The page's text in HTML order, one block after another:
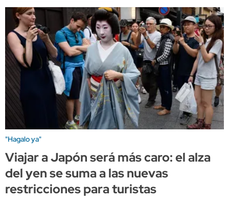
"Hagalo ya"
Viajar a Japón será más caro: el alza
del yen se suma a las nuevas
restricciones para turistas